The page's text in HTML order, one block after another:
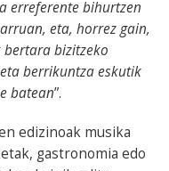
erreferente bihurtzen
eta, horrez gain,
bizitzeko
berrikuntza eskutik
batean”.
edizinoak musika
gastronomia edo